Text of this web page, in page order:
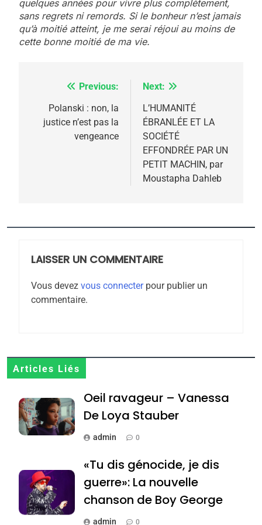
quelques années pour vivre plus complètement,
sans regrets ni remords. Si le bonheur n’est jamais
qu’à moitié atteint, je me serai réjoui au moins de
cette bonne moitié de ma vie.
Navigation
l’article
Previous:
Polanski : non, la
justice n’est pas la
vengeance
Next:
L’HUMANITÉ
ÉBRANLÉE ET LA
SOCIÉTÉ
EFFONDRÉE PAR UN
PETIT MACHIN, par
Moustapha Dahleb
LAISSER UN COMMENTAIRE
Vous devez vous connecterpour publier un
commentaire.
Articles Liés
Oeil ravageur – Vanessa
De Loya Stauber
admin 0
«Tu dis génocide, je dis
guerre»: La nouvelle
chanson de Boy George
admin 0
2025, l’année la plus
meurtrière selon le
rapport d’ADL contre
ISRAÉL
FIÈRE, DIGNE ET RÉSILIENTE :
MA JUDAÏTE par Thérèse
ISRAÉL JUDAISME
7
8
Tafraout, le miel de Tadla
Azilal consacrés produits
du terroir
DAFINA MAROC
Oeil ravageur – Vanessa
De Loya Stauber
ISRAÉL